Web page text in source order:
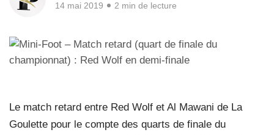
14 mai 2019 2 min de lecture
Le match retard entre Red Wolf et Al Mawani de La
Goulette pour le compte des quarts de finale du